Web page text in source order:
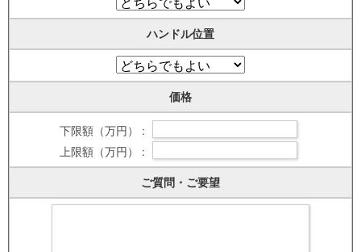
ハンドル位置
価格
下限額（万円） :
上限額（万円） :
ご質問・ご要望